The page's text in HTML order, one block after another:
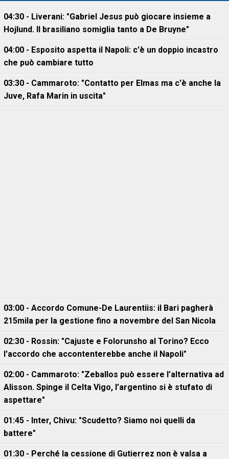
04:30 - Liverani: "Gabriel Jesus può giocare insieme a
Hojlund. Il brasiliano somiglia tanto a De Bruyne"
04:00 - Esposito aspetta il Napoli: c'è un doppio incastro
che può cambiare tutto
03:30 - Cammaroto: "Contatto per Elmas ma c'è anche la
Juve, Rafa Marin in uscita"
03:00 - Accordo Comune-De Laurentiis: il Bari pagherà
215mila per la gestione fino a novembre del San Nicola
02:30 - Rossin: "Cajuste e Folorunsho al Torino? Ecco
l'accordo che accontenterebbe anche il Napoli"
02:00 - Cammaroto: "Zeballos può essere l’alternativa ad
Alisson. Spinge il Celta Vigo, l’argentino si è stufato di
aspettare"
01:45 - Inter, Chivu: "Scudetto? Siamo noi quelli da
battere"
01:30 - Perché la cessione di Gutierrez non è valsa a